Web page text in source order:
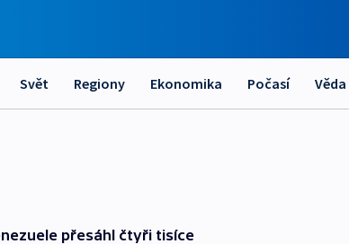
Svět Regiony Ekonomika Počasí Věda
přesáhl čtyři tisíce